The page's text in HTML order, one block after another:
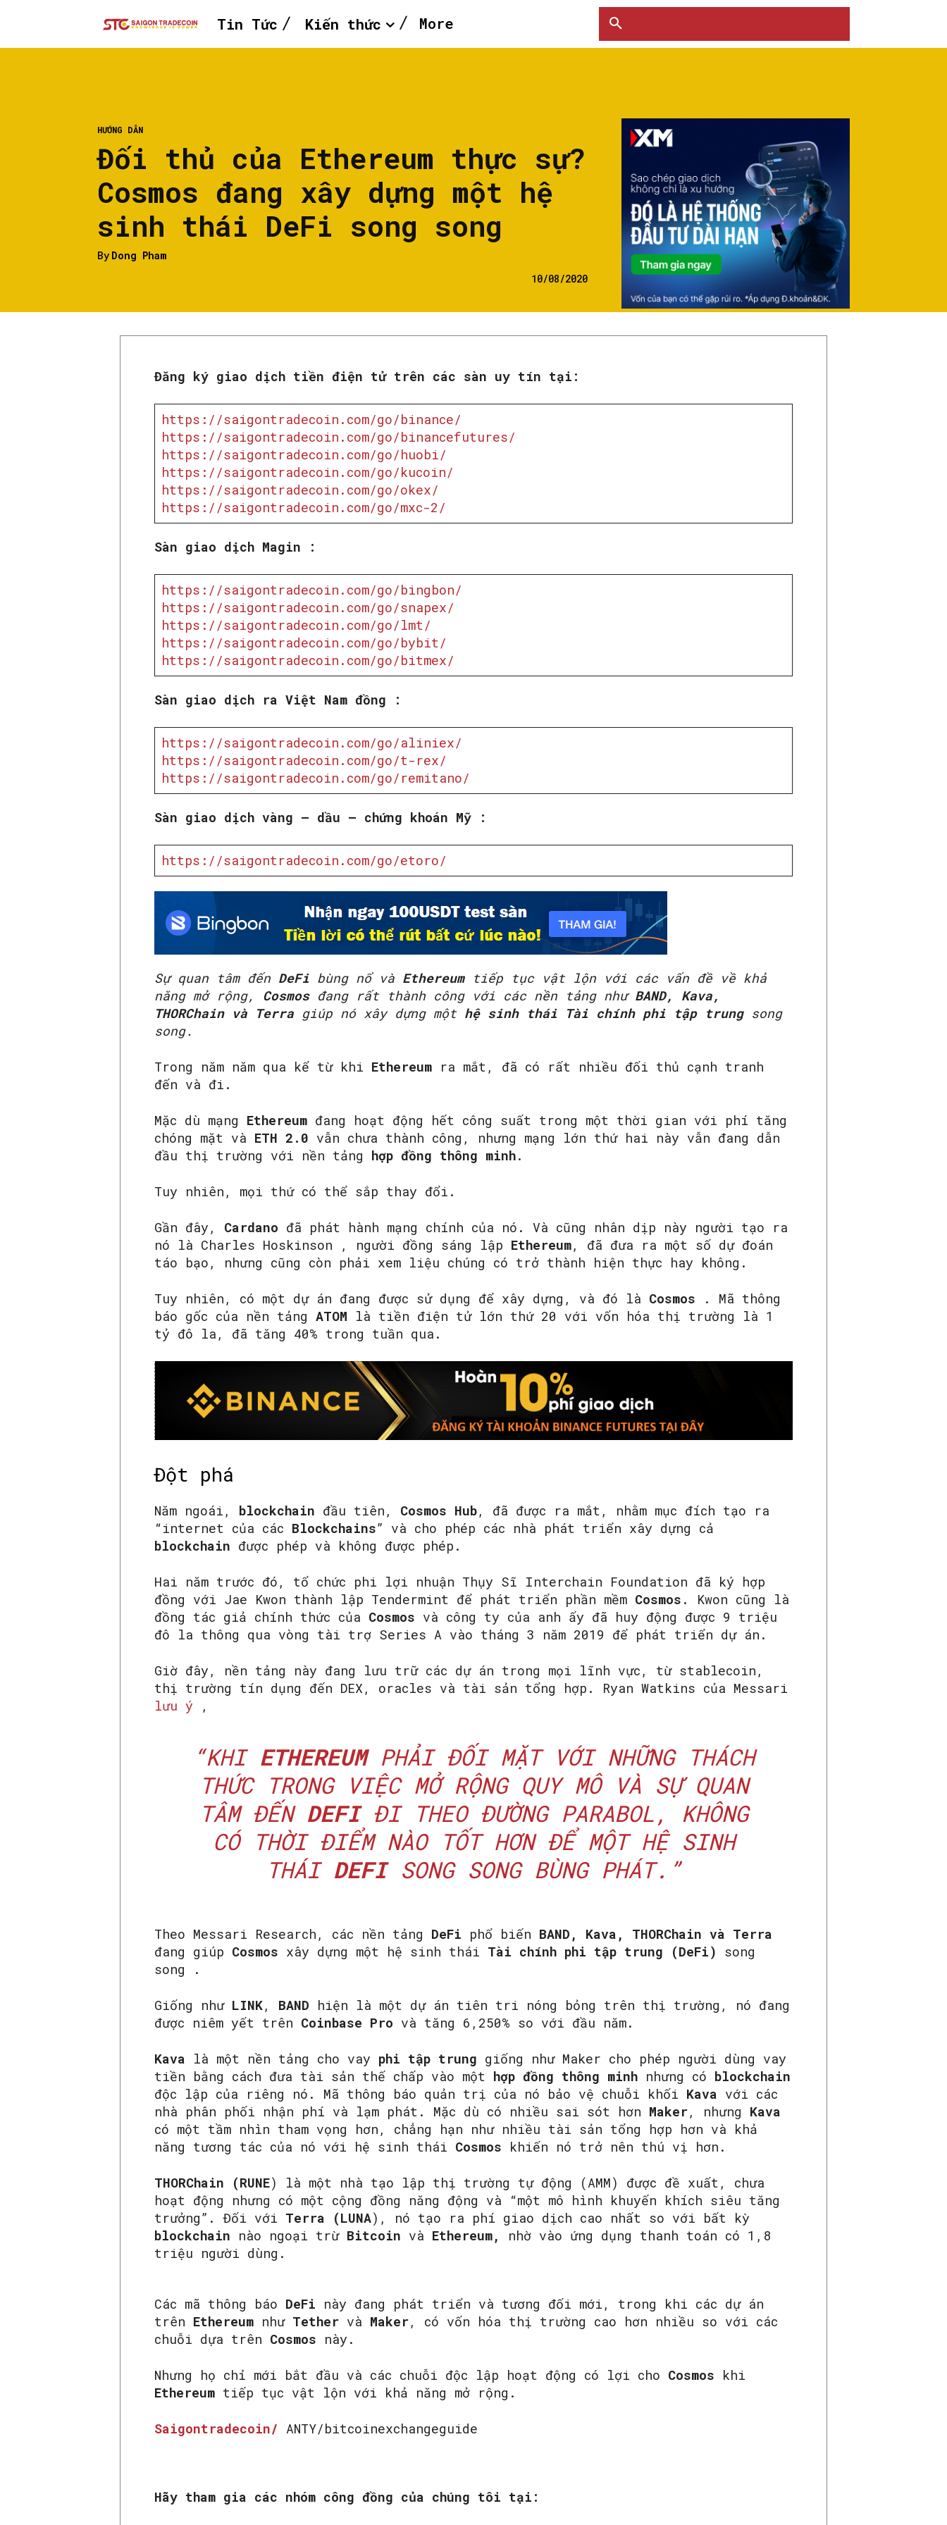
Tin Tức Kiến thức More
HƯỚNG DẪN
Đối thủ của Ethereum thực sự?
Cosmos đang xây dựng một hệ
sinh thái DeFi song song
By Dong Pham
10/08/2020
Đăng ký giao dịch tiền điện tử trên các sàn uy tín tại:
https://saigontradecoin.com/go/binance/
https://saigontradecoin.com/go/binancefutures/
https://saigontradecoin.com/go/huobi/
https://saigontradecoin.com/go/kucoin/
https://saigontradecoin.com/go/okex/
https://saigontradecoin.com/go/mxc-2/
Sàn giao dịch Magin :
https://saigontradecoin.com/go/bingbon/
https://saigontradecoin.com/go/snapex/
https://saigontradecoin.com/go/lmt/
https://saigontradecoin.com/go/bybit/
https://saigontradecoin.com/go/bitmex/
Sàn giao dịch ra Việt Nam đồng :
https://saigontradecoin.com/go/aliniex/
https://saigontradecoin.com/go/t-rex/
https://saigontradecoin.com/go/remitano/
Sàn giao dịch vàng – dầu – chứng khoán Mỹ :
https://saigontradecoin.com/go/etoro/
Sự quan tâm đến DeFi bùng nổ và Ethereumtiếp tục vật lộn với các vấn đề về khả
năng mở rộng, Cosmosđang rất thành công với các nền tảng như BAND, Kava,
THORChain và Terra giúp nó xây dựng một hệ sinh thái Tài chính phi tập trungsong
song.
Trong năm năm qua kể từ khi Ethereum ra mắt, đã có rất nhiều đối thủ cạnh tranh
đến và đi.
Mặc dù mạng Ethereum đang hoạt động hết công suất trong một thời gian với phí tăng
chóng mặt và ETH 2.0 vẫn chưa thành công, nhưng mạng lớn thứ hai này vẫn đang dẫn
đầu thị trường với nền tảng hợp đồng thông minh.
Tuy nhiên, mọi thứ có thể sắp thay đổi.
Gần đây, Cardano đã phát hành mạng chính của nó. Và cũng nhân dịp này người tạo ra
nó là Charles Hoskinson , người đồng sáng lập Ethereum, đã đưa ra một số dự đoán
táo bạo, nhưng cũng còn phải xem liệu chúng có trở thành hiện thực hay không.
Tuy nhiên, có một dự án đang được sử dụng để xây dựng, và đó là Cosmos . Mã thông
báo gốc của nền tảng ATOM là tiền điện tử lớn thứ 20 với vốn hóa thị trường là 1
tỷ đô la, đã tăng 40% trong tuần qua.
Đột phá
Năm ngoái, blockchain đầu tiên, Cosmos Hub, đã được ra mắt, nhằm mục đích tạo ra
“internet của các Blockchains” và cho phép các nhà phát triển xây dựng cả
blockchain được phép và không được phép.
Hai năm trước đó, tổ chức phi lợi nhuận Thụy Sĩ Interchain Foundation đã ký hợp
đồng với Jae Kwon thành lập Tendermint để phát triển phần mềm Cosmos . Kwon cũng là
đồng tác giả chính thức của Cosmos và công ty của anh ấy đã huy động được 9 triệu
đô la thông qua vòng tài trợ Series A vào tháng 3 năm 2019 để phát triển dự án.
Giờ đây, nền tảng này đang lưu trữ các dự án trong mọi lĩnh vực, từ stablecoin,
thị trường tín dụng đến DEX, oracles và tài sản tổng hợp. Ryan Watkins của Messari
lưu ý ,
“KHIETHEREUMPHẢI ĐỐI MẶT VỚI NHỮNG THÁCH
THỨC TRONG VIỆC MỞ RỘNG QUY MÔ VÀ SỰ QUAN
TÂM ĐẾN DEFIĐI THEO ĐƯỜNG PARABOL, KHÔNG
CÓ THỜI ĐIỂM NÀO TỐT HƠN ĐỂ MỘT HỆ SINH
THÁIDEFISONG SONG BÙNG PHÁT.”
Theo Messari Research, các nền tảng DeFi phổ biến BAND, Kava, THORChain và Terra
đang giúp Cosmos xây dựng một hệ sinh thái Tài chính phi tập trung (DeFi) song
song .
Giống nhưLINK, BAND hiện là một dự án tiên tri nóng bỏng trên thị trường, nó đang
được niêm yết trên Coinbase Pro và tăng 6,250% so với đầu năm.
Kava là một nền tảng cho vay phi tập trung giống như Maker cho phép người dùng vay
tiền bằng cách đưa tài sản thế chấp vào một hợp đồng thông minh nhưng có blockchain
độc lập của riêng nó. Mã thông báo quản trị của nó bảo vệ chuỗi khối Kava với các
nhà phân phối nhận phí và lạm phát. Mặc dù có nhiều sai sót hơn Maker, nhưng Kava
có một tầm nhìn tham vọng hơn, chẳng hạn như nhiều tài sản tổng hợp hơn và khả
năng tương tác của nó với hệ sinh thái Cosmos khiến nó trở nên thú vị hơn.
THORChain (RUNE) là một nhà tạo lập thị trường tự động (AMM) được đề xuất, chưa
hoạt động nhưng có một cộng đồng năng động và “một mô hình khuyến khích siêu tăng
trưởng”. Đối với Terra (LUNA), nó tạo ra phí giao dịch cao nhất so với bất kỳ
blockchain nào ngoại trừ Bitcoin và Ethereum,
nhờ vào ứng dụng thanh toán có 1,8
triệu người dùng.
Các mã thông báo DeFi này đang phát triển và tương đối mới, trong khi các dự án
trên Ethereum như Tether và Maker, có vốn hóa thị trường cao hơn nhiều so với các
chuỗi dựa trên Cosmos này.
Nhưng họ chỉ mới bắt đầu và các chuỗi độc lập hoạt động có lợi cho Cosmos khi
Ethereum tiếp tục vật lộn với khả năng mở rộng.
Saigontradecoin/ ANTY/bitcoinexchangeguide
Hãy tham gia các nhóm công đồng của chúng tôi tại: